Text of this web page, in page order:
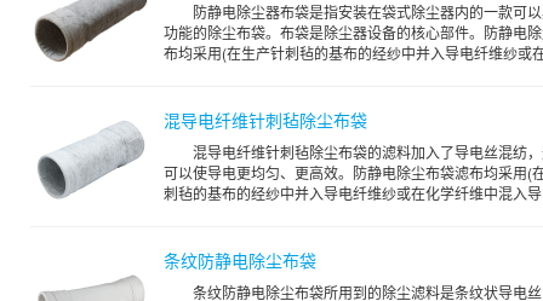
防静电除尘器布袋是指安装在袋式除尘器内的一款可
功能的除尘布袋。布袋是除尘器设备的核心部件。防静电
布均采用(在生产针刺毡的基布的经纱中并入导电纤维纱或
混导电纤维针刺毡除尘布袋
混导电纤维针刺毡除尘布袋的滤料加入了导电丝混纺
可以使导电更均匀、更高效。防静电除尘布袋滤布均采用(
刺毡的基布的经纱中并入导电纤维纱或在化学纤维中混入
条纹防静电除尘布袋
条纹防静电除尘布袋所用到的除尘滤料是条纹状导电